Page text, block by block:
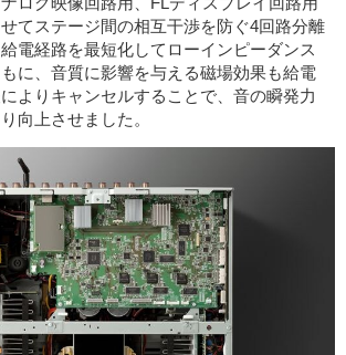
てステージ間の相互干渉を防ぐ4回路分離
電経路を最短化してローインピーダンス
に、音質に影響を与える磁場効果も給電
よりキャンセルすることで、音の瞬発力
向上させました。